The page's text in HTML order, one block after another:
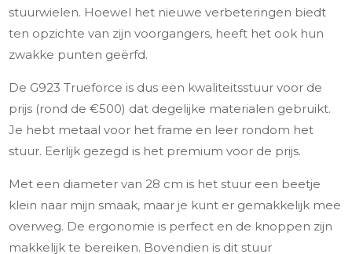
stuurwielen. Hoewel het nieuwe verbeteringen biedt
ten opzichte van zijn voorgangers, heeft het ook hun
zwakke punten geërfd.
De G923 Trueforce is dus een kwaliteitsstuur voor de
prijs (rond de €500) dat degelijke materialen gebruikt.
Je hebt metaal voor het frame en leer rondom het
stuur. Eerlijk gezegd is het premium voor de prijs.
Met een diameter van 28 cm is het stuur een beetje
klein naar mijn smaak, maar je kunt er gemakkelijk mee
overweg. De ergonomie is perfect en de knoppen zijn
makkelijk te bereiken. Bovendien is dit stuur